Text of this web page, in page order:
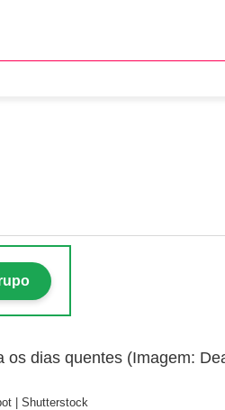
| Shutterstock